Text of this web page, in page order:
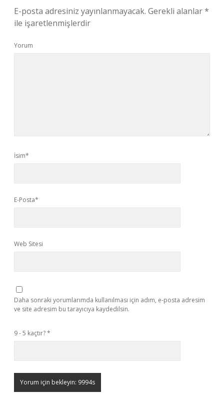
E-posta adresiniz yayınlanmayacak. Gerekli alanlar*
ile işaretlenmişlerdir
Yorum
İsim*
E-Posta*
Web Sitesi
Daha sonraki yorumlarımda kullanılması için adım, e-posta adresim
ve site adresim bu tarayıcıya kaydedilsin.
9 - 5 kaçtır?*